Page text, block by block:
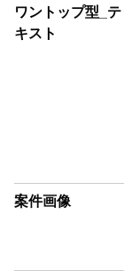
ワントップ型_テ
キスト
案件画像